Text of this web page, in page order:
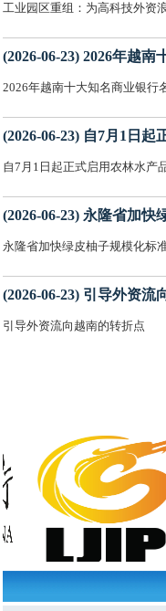
工业园区重组：为高科技外资
(2026-06-23) 2026年越
2026年越南十大知名商业银行
(2026-06-23) 自7月1日
自7月1日起正式启用农林水产
(2026-06-23) 永隆省加
永隆省加快绿皮柚子规模化标
(2026-06-23) 引导外资流
引导外资流向越南的转折点